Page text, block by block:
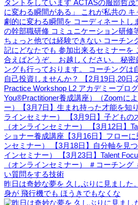
昨日は奇妙な夢を 久しぶりに見ました
身が 飛行機でも ほうきでもなくな